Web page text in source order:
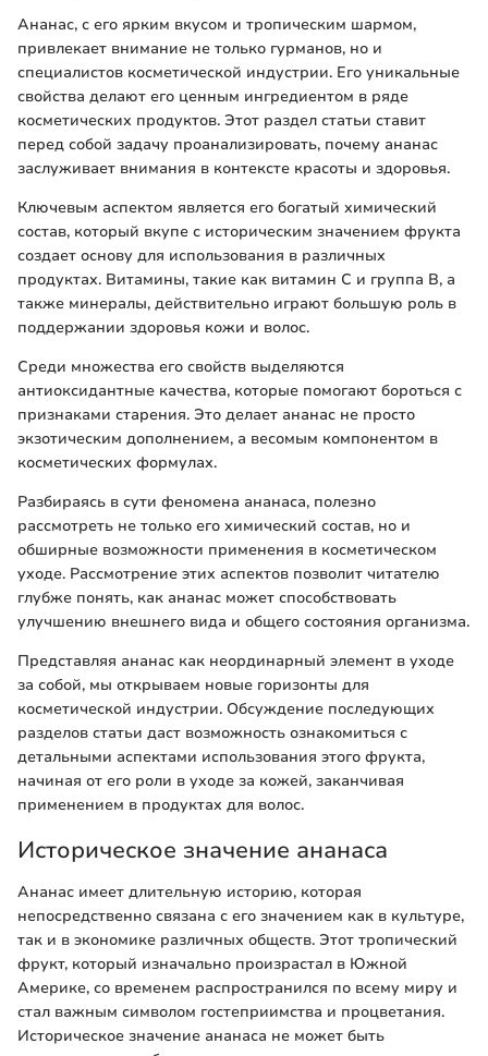
Ананас, с его ярким вкусом и тропическим шармом,
привлекает внимание не только гурманов, но и
специалистов косметической индустрии. Его уникальные
свойства делают его ценным ингредиентом в ряде
косметических продуктов. Этот раздел статьи ставит
перед собой задачу проанализировать, почему ананас
заслуживает внимания в контексте красоты и здоровья.
Ключевым аспектом является его богатый химический
состав, который вкупе с историческим значением фрукта
создает основу для использования в различных
продуктах. Витамины, такие как витамин C и группа B, а
также минералы, действительно играют большую роль в
поддержании здоровья кожи и волос.
Среди множества его свойств выделяются
антиоксидантные качества, которые помогают бороться с
признаками старения. Это делает ананас не просто
экзотическим дополнением, а весомым компонентом в
косметических формулах.
Разбираясь в сути феномена ананаса, полезно
рассмотреть не только его химический состав, но и
обширные возможности применения в косметическом
уходе. Рассмотрение этих аспектов позволит читателю
глубже понять, как ананас может способствовать
улучшению внешнего вида и общего состояния организма.
Представляя ананас как неординарный элемент в уходе
за собой, мы открываем новые горизонты для
косметической индустрии. Обсуждение последующих
разделов статьи даст возможность ознакомиться с
детальными аспектами использования этого фрукта,
начиная от его роли в уходе за кожей, заканчивая
применением в продуктах для волос.
Историческое значение ананаса
Ананас имеет длительную историю, которая
непосредственно связана с его значением как в культуре,
так и в экономике различных обществ. Этот тропический
фрукт, который изначально произрастал в Южной
Америке, со временем распространился по всему миру и
стал важным символом гостеприимства и процветания.
Историческое значение ананаса не может быть